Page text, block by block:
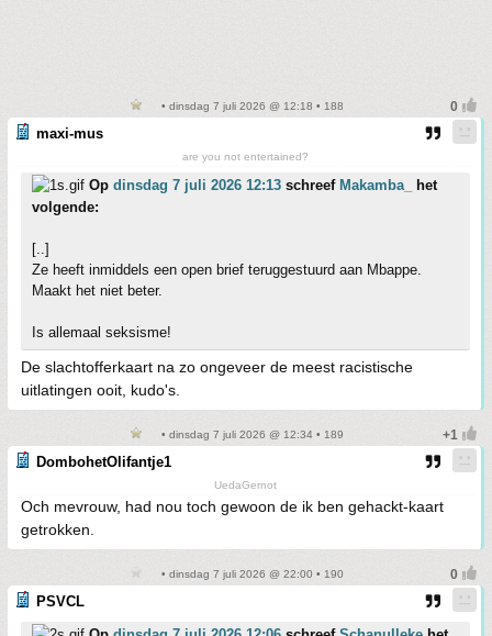
• dinsdag 7 juli 2026 @ 12:18 • 188
maxi-mus
are you not entertained?
Op dinsdag 7 juli 2026 12:13 schreef Makamba_
het
volgende:
[..]
Ze heeft inmiddels een open brief teruggestuurd aan Mbappe.
Maakt het niet beter.
Is allemaal seksisme!
De slachtofferkaart na zo ongeveer de meest racistische
uitlatingen ooit, kudo's.
• dinsdag 7 juli 2026 @ 12:34 • 189
DombohetOlifantje1
UedaGernot
Och mevrouw, had nou toch gewoon de ik ben gehackt-kaart
getrokken.
• dinsdag 7 juli 2026 @ 22:00 • 190
PSVCL